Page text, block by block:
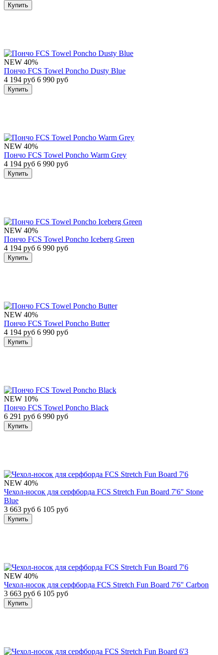
Купить
NEW 40%
Пончо FCS Towel Poncho Dusty Blue
4 194 руб 6 990 руб
Купить
NEW 40%
Пончо FCS Towel Poncho Warm Grey
4 194 руб 6 990 руб
Купить
NEW 40%
Пончо FCS Towel Poncho Iceberg Green
4 194 руб 6 990 руб
Купить
NEW 40%
Пончо FCS Towel Poncho Butter
4 194 руб 6 990 руб
Купить
NEW 10%
Пончо FCS Towel Poncho Black
6 291 руб 6 990 руб
Купить
NEW 40%
Чехол-носок для серфборда FCS Stretch Fun Board 7'6" Stone
Blue
3 663 руб 6 105 руб
Купить
NEW 40%
Чехол-носок для серфборда FCS Stretch Fun Board 7'6" Carbon
3 663 руб 6 105 руб
Купить